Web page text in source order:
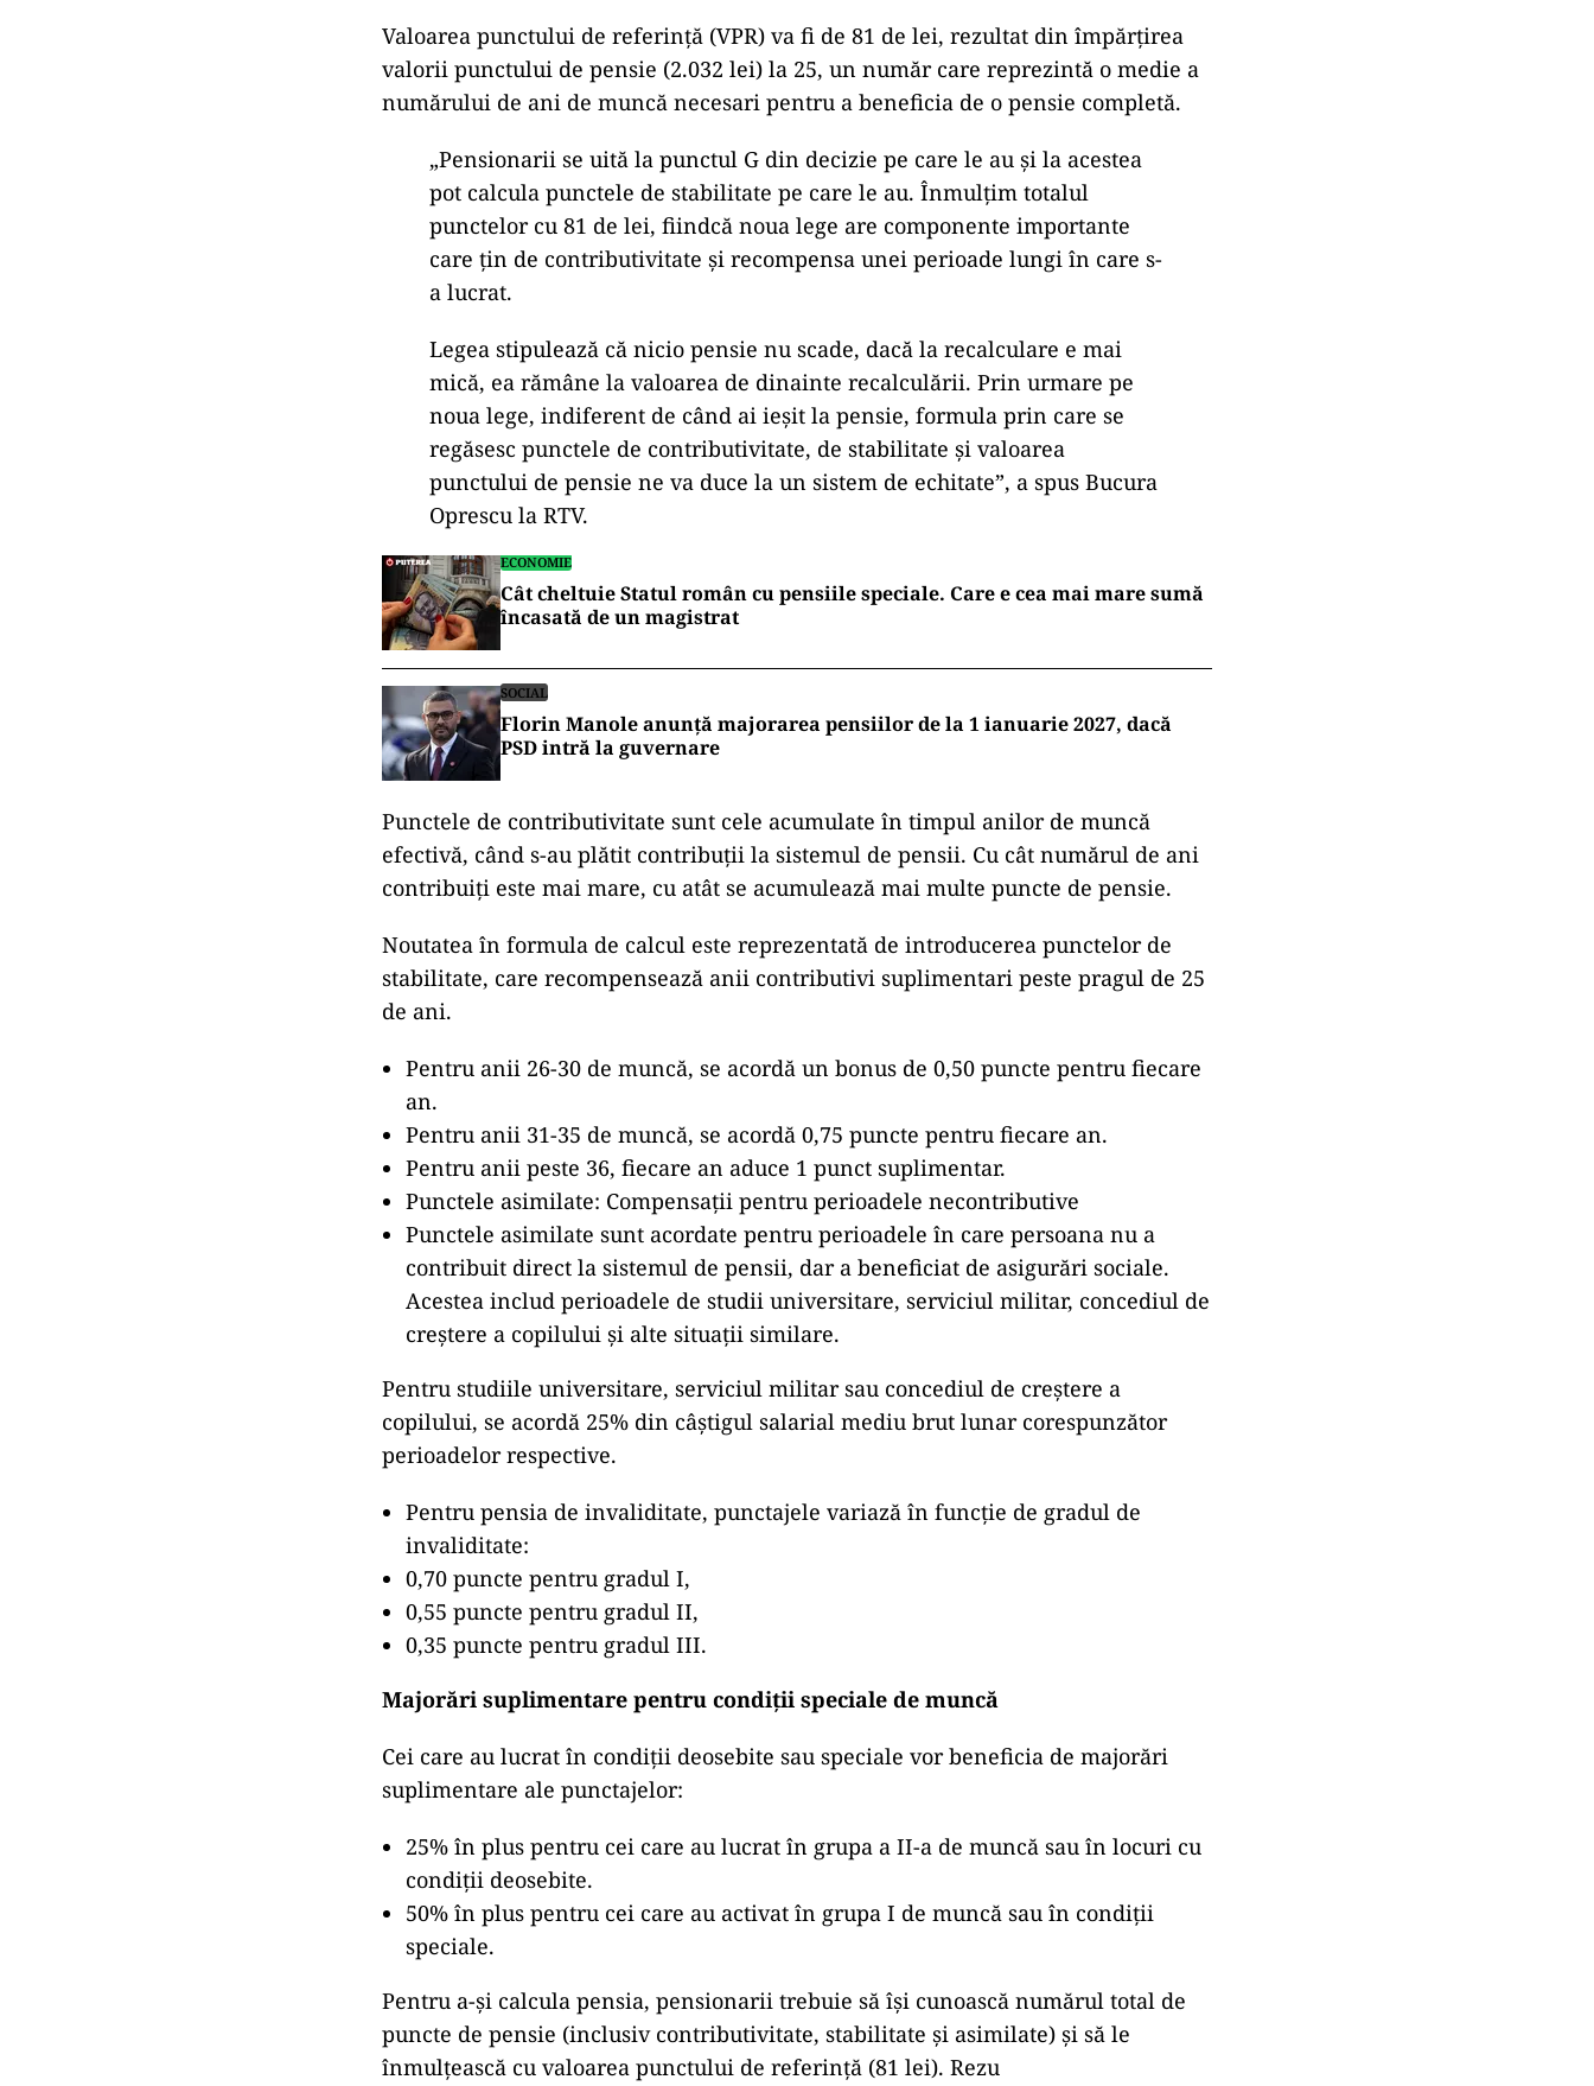
Valoarea punctului de referință (VPR) va fi de 81 de lei, rezultat din împărțirea
valorii punctului de pensie (2.032 lei) la 25, un număr care reprezintă o medie a
numărului de ani de muncă necesari pentru a beneficia de o pensie completă.
„Pensionarii se uită la punctul G din decizie pe care le au și la acestea
pot calcula punctele de stabilitate pe care le au. Înmulțim totalul
punctelor cu 81 de lei, fiindcă noua lege are componente importante
care țin de contributivitate și recompensa unei perioade lungi în care s-
a lucrat.
Legea stipulează că nicio pensie nu scade, dacă la recalculare e mai
mică, ea rămâne la valoarea de dinainte recalculării. Prin urmare pe
noua lege, indiferent de când ai ieșit la pensie, formula prin care se
regăsesc punctele de contributivitate, de stabilitate și valoarea
punctului de pensie ne va duce la un sistem de echitate”, a spus Bucura
Oprescu la RTV.
ECONOMIE
Cât cheltuie Statul român cu pensiile speciale. Care e cea mai mare sumă
încasată de un magistrat
SOCIAL
Florin Manole anunță majorarea pensiilor de la 1 ianuarie 2027, dacă
PSD intră la guvernare
Punctele de contributivitate sunt cele acumulate în timpul anilor de muncă
efectivă, când s-au plătit contribuții la sistemul de pensii. Cu cât numărul de ani
contribuiți este mai mare, cu atât se acumulează mai multe puncte de pensie.
Noutatea în formula de calcul este reprezentată de introducerea punctelor de
stabilitate, care recompensează anii contributivi suplimentari peste pragul de 25
de ani.
Pentru anii 26-30 de muncă, se acordă un bonus de 0,50 puncte pentru fiecare
an.
Pentru anii 31-35 de muncă, se acordă 0,75 puncte pentru fiecare an.
Pentru anii peste 36, fiecare an aduce 1 punct suplimentar.
Punctele asimilate: Compensații pentru perioadele necontributive
Punctele asimilate sunt acordate pentru perioadele în care persoana nu a
contribuit direct la sistemul de pensii, dar a beneficiat de asigurări sociale.
Acestea includ perioadele de studii universitare, serviciul militar, concediul de
creștere a copilului și alte situații similare.
Pentru studiile universitare, serviciul militar sau concediul de creștere a
copilului, se acordă 25% din câștigul salarial mediu brut lunar corespunzător
perioadelor respective.
Pentru pensia de invaliditate, punctajele variază în funcție de gradul de
invaliditate:
0,70 puncte pentru gradul I,
0,55 puncte pentru gradul II,
0,35 puncte pentru gradul III.
Majorări suplimentare pentru condiții speciale de muncă
Cei care au lucrat în condiții deosebite sau speciale vor beneficia de majorări
suplimentare ale punctajelor:
25% în plus pentru cei care au lucrat în grupa a II-a de muncă sau în locuri cu
condiții deosebite.
50% în plus pentru cei care au activat în grupa I de muncă sau în condiții
speciale.
Pentru a-și calcula pensia, pensionarii trebuie să își cunoască numărul total de
puncte de pensie (inclusiv contributivitate, stabilitate și asimilate) și să le
înmulțească cu valoarea punctului de referință (81 lei). Rezu